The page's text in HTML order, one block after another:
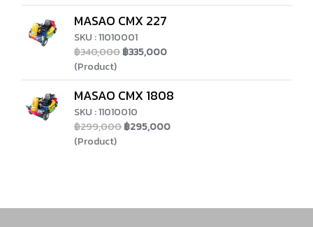
MASAO CMX 227
SKU : 11010001
฿340,000฿335,000
(Product)
MASAO CMX 1808
SKU : 11010010
฿299,000฿295,000
(Product)